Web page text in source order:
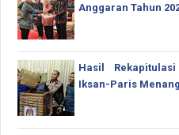
Anggaran Tahun
Hasil
Iksan-Paris